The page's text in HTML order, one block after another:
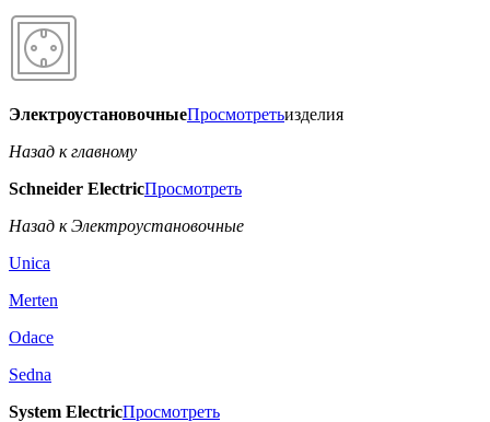
ЭлектроустановочныеПросмотретьизделия
Назад к главному
Schneider ElectricПросмотреть
Назад к Электроустановочные
Unica
Merten
Odace
Sedna
System ElectricПросмотреть